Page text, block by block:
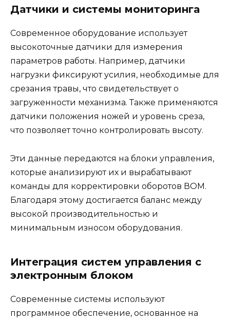
Датчики и системы мониторинга
Современное оборудование использует
высокоточные датчики для измерения
параметров работы. Например, датчики
нагрузки фиксируют усилия, необходимые для
срезания травы, что свидетельствует о
загруженности механизма. Также применяются
датчики положения ножей и уровень среза,
что позволяет точно контролировать высоту.
Эти данные передаются на блоки управления,
которые анализируют их и вырабатывают
команды для корректировки оборотов ВОМ.
Благодаря этому достигается баланс между
высокой производительностью и
минимальным износом оборудования.
Интеграция систем управления с
электронным блоком
Современные системы используют
программное обеспечение, основанное на